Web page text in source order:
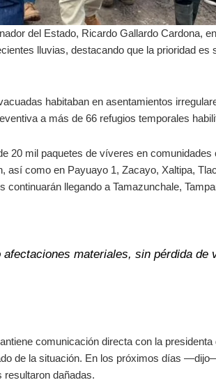
del Estado, Ricardo Gallardo Cardona,
lluvias, destacando que la prioridad es
habitaban en asentamientos
a más de 66 refugios temporales
20 mil paquetes de víveres en comunidades
así como en Payuayo 1, Zacayo, Xaltipa,
llegando a Tamazunchale,
materiales, sin pérdida de
comunicación directa con la
de la situación. En los próximos días
dañadas.